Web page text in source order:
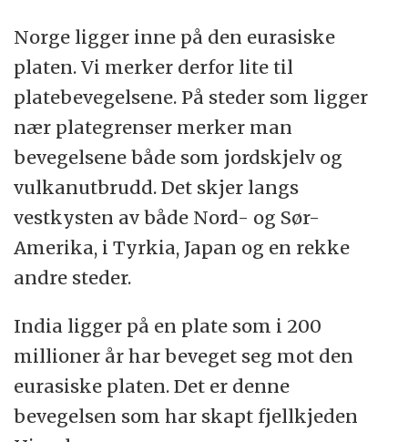
Norge ligger inne på den eurasiske
platen. Vi merker derfor lite til
platebevegelsene. På steder som ligger
nær plategrenser merker man
bevegelsene både som jordskjelv og
vulkanutbrudd. Det skjer langs
vestkysten av både Nord- og Sør-
Amerika, i Tyrkia, Japan og en rekke
andre steder.
India ligger på en plate som i 200
millioner år har beveget seg mot den
eurasiske platen. Det er denne
bevegelsen som har skapt fjellkjeden